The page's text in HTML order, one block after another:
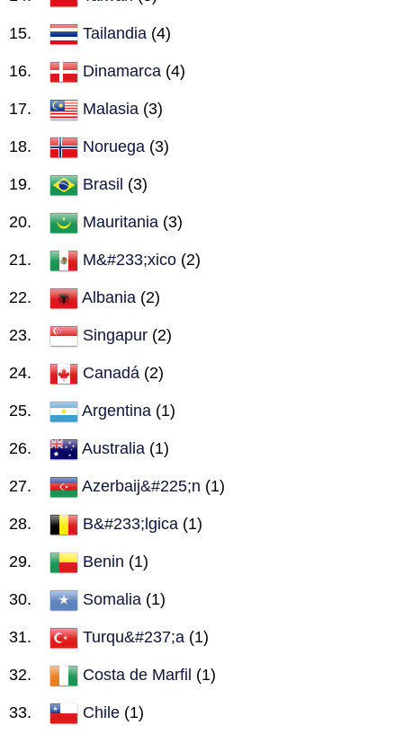
Tailandia (4)
Dinamarca (4)
Malasia (3)
Noruega (3)
Brasil (3)
Mauritania (3)
M&#233;xico (2)
Albania (2)
Singapur (2)
Canadá (2)
Argentina (1)
Australia (1)
Azerbaij&#225;n (1)
B&#233;lgica (1)
Benin (1)
Somalia (1)
Turqu&#237;a (1)
Costa de Marfil (1)
Chile (1)